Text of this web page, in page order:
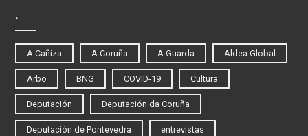
.
A Cañiza A Coruña A Guarda Aldea Global
Arbo BNG COVID-19 Cultura
Deputación Deputación da Coruña
Deputación de Pontevedra entrevistas